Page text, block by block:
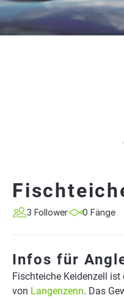
3 Follower 0 Fänge
Infos für
Fischteiche Keidenzell ist
von Langenzenn. Das